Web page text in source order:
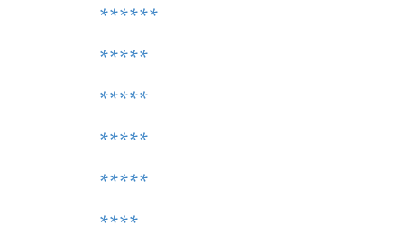
******
*****
*****
*****
*****
****